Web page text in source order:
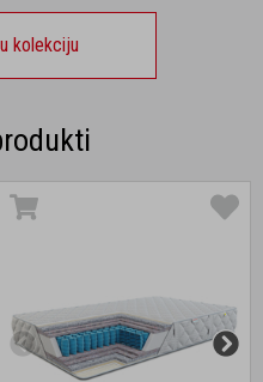
kolekciju